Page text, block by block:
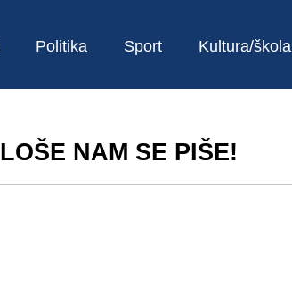
Politika Sport Kultura/škola
LOŠE NAM SE PIŠE!